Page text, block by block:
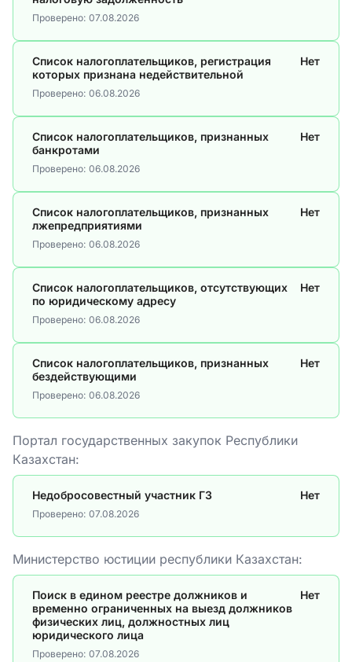
Проверено: 07.08.2026
Список налогоплательщиков, регистрация
которых признана недействительной
Нет
Проверено: 06.08.2026
Список налогоплательщиков, признанных
банкротами
Нет
Проверено: 06.08.2026
Список налогоплательщиков, признанных
лжепредприятиями
Нет
Проверено: 06.08.2026
Список налогоплательщиков, отсутствующих
по юридическому адресу
Нет
Проверено: 06.08.2026
Список налогоплательщиков, признанных
бездействующими
Нет
Проверено: 06.08.2026
Портал государственных закупок Республики
Казахстан:
Недобросовестный участник ГЗ Нет
Проверено: 07.08.2026
Министерство юстиции республики Казахстан:
Поиск в едином реестре должников и
временно ограниченных на выезд должников
физических лиц, должностных лиц
юридического лица
Нет
Проверено: 07.08.2026